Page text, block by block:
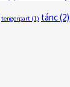
tengerpart (1) tánc(2)